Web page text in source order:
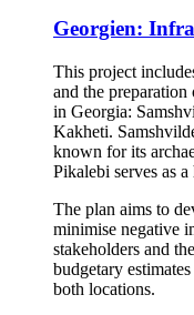
Georgien:
This project
and the
in Georgia:
Kakheti.
known for its
Pikalebi serves as
The plan aims to
minimise negative
stakeholders and
budgetary
both locations.